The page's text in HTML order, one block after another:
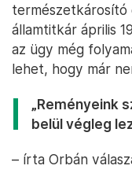
természetkárosító
államtitkár április
az ügy még
lehet, hogy már
„Reményeink
belül végleg
– írta Orbán